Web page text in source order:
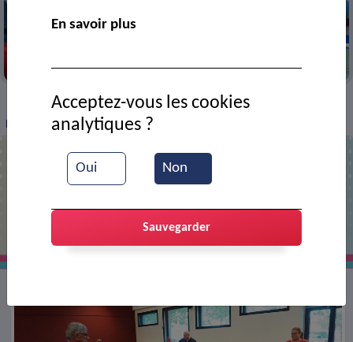
> VIE MUNICIPALE > Ressources documentaires
Entrainement de tennis de table
En savoir plus
Oui Non
Acceptez-vous les cookies
analytiques ?
Sauvegarder